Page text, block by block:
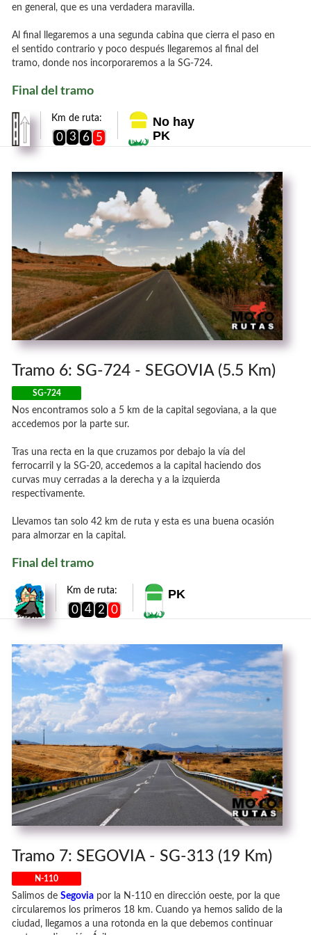
en general, que es una verdadera maravilla.
Al final llegaremos a una segunda cabina que cierra el paso en
el sentido contrario y poco después llegaremos al final del
tramo, donde nos incorporaremos a la SG-724.
Final del tramo
Km de ruta:
0 3 6 5
No hay
PK
Tramo 6: SG-724 - SEGOVIA (5.5 Km)
SG-724
Nos encontramos solo a 5 km de la capital segoviana, a la que
accedemos por la parte sur.
Tras una recta en la que cruzamos por debajo la vía del
ferrocarril y la SG-20, accedemos a la capital haciendo dos
curvas muy cerradas a la derecha y a la izquierda
respectivamente.
Llevamos tan solo 42 km de ruta y esta es una buena ocasión
para almorzar en la capital.
Final del tramo
Km de ruta:
0 4 2 0
PK
Tramo 7: SEGOVIA - SG-313 (19 Km)
N-110
Salimos de Segovia por la N-110 en dirección oeste, por la que
circularemos los primeros 18 km. Cuando ya hemos salido de la
ciudad, llegamos a una rotonda en la que debemos continuar